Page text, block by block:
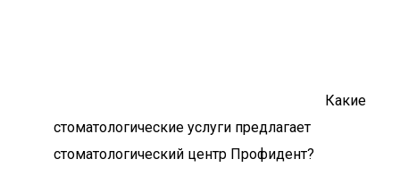
Какие
стоматологические услуги предлагает
стоматологический центр Профидент?